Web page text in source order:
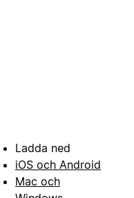
Ladda ned
iOS och Android
Mac och